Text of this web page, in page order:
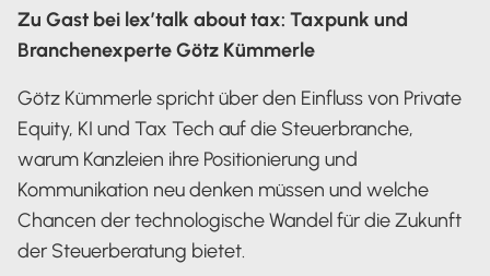
Zu Gast bei lex’talk about tax: Taxpunk und
Branchenexperte Götz Kümmerle
Götz Kümmerle spricht über den Einfluss von Private
Equity, KI und Tax Tech auf die Steuerbranche,
warum Kanzleien ihre Positionierung und
Kommunikation neu denken müssen und welche
Chancen der technologische Wandel für die Zukunft
der Steuerberatung bietet.